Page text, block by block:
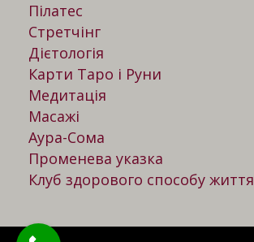
Пілатес
Стретчінг
Дієтологія
Карти Таро і Руни
Медитація
Масажі
Аура-Сома
Променева указка
Клуб здорового способу життя